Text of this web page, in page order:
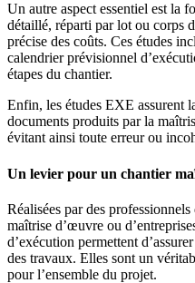
Un autre aspect essentiel est la
détaillé, réparti par lot ou corps
précise des coûts. Ces études
calendrier prévisionnel
étapes du chantier.
Enfin, les études EXE assurent
documents produits par la
évitant ainsi toute erreur ou
Un levier pour un chantier
Réalisées par des
maîtrise d’œuvre ou
d’exécution permettent
des travaux. Elles sont un
pour l’ensemble du projet.